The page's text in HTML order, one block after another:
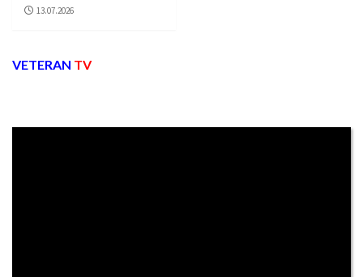
13.07.2026
VETERAN TV